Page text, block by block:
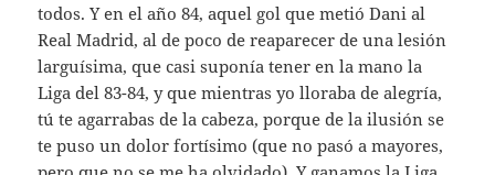
todos. Y en el año 84, aquel gol que metió Dani al
Real Madrid, al de poco de reaparecer de una lesión
larguísima, que casi suponía tener en la mano la
Liga del 83-84, y que mientras yo lloraba de alegría,
tú te agarrabas de la cabeza, porque de la ilusión se
te puso un dolor fortísimo (que no pasó a mayores,